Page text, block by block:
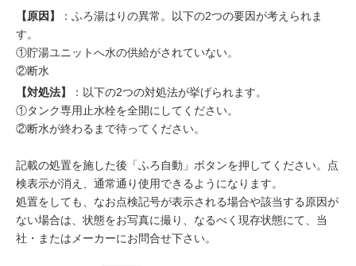
【原因】
：ふろ湯はりの異常。以下の2つの要因が考えられま
す。
①貯湯ユニットへ水の供給がされていない。
②断水
【対処法】
：以下の2つの対処法が挙げられます。
①タンク専用止水栓を全開にしてください。
②断水が終わるまで待ってください。
記載の処置を施した後「ふろ自動」ボタンを押してください。点
検表示が消え、通常通り使用できるようになります。
処置をしても、なお点検記号が表示される場合や該当する原因が
ない場合は、状態をお写真に撮り、なるべく現存状態にて、当
社・またはメーカーにお問合せ下さい。